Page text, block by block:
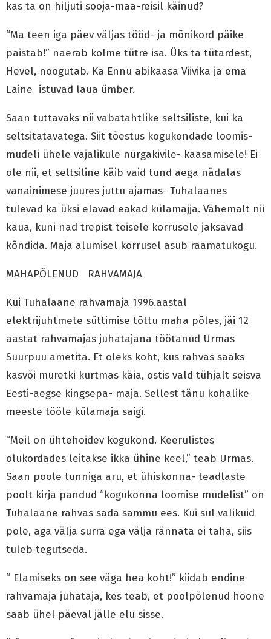
kas ta on hiljuti sooja-maa-reisil käinud?
“Ma teen iga päev väljas tööd- ja mõnikord päike
paistab!” naerab kolme tütre isa. Üks ta tütardest,
Hevel, noogutab. Ka Ennu abikaasa Viivika ja ema
Laine istuvad laua ümber.
Saan tuttavaks nii vabatahtlike seltsiliste, kui ka
seltsitatavatega. Siit tõestus kogukondade loomis-
mudeli ühele vajalikule nurgakivile- kaasamisele! Ei
ole nii, et seltsiline käib vaid tund aega nädalas
vanainimese juures juttu ajamas- Tuhalaanes
tulevad ka üksi elavad eakad külamajja. Vähemalt nii
kaua, kuni nad trepist teisele korrusele jaksavad
kõndida. Maja alumisel korrusel asub raamatukogu.
MAHAPÕLENUD RAHVAMAJA
Kui Tuhalaane rahvamaja 1996.aastal
elektrijuhtmete süttimise tõttu maha põles, jäi 12
aastat rahvamajas juhatajana töötanud Urmas
Suurpuu ametita. Et oleks koht, kus rahvas saaks
kasvõi muretki kurtmas käia, ostis vald tühjalt seisva
Eesti-aegse kingsepa- maja. Sellest tänu kohalike
meeste tööle külamaja saigi.
“Meil on ühtehoidev kogukond. Keerulistes
olukordades leitakse ikka ühine keel,” teab Urmas.
Saan poole tunniga aru, et ühiskonna- teadlaste
poolt kirja pandud “kogukonna loomise mudelist” on
Tuhalaane rahvas sada sammu ees. Kui sul valikuid
pole, aga välja surra ega välja rännata ei taha, siis
tuleb tegutseda.
“ Elamiseks on see väga hea koht!” kiidab endine
rahvamaja juhataja, kes teab, et poolpõlenud hoone
saab ühel päeval jälle elu sisse.